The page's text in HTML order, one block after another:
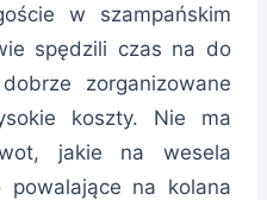
w szampańskim
spędzili czas na do
zorganizowane
koszty. Nie ma
jakie na wesela
na kolana